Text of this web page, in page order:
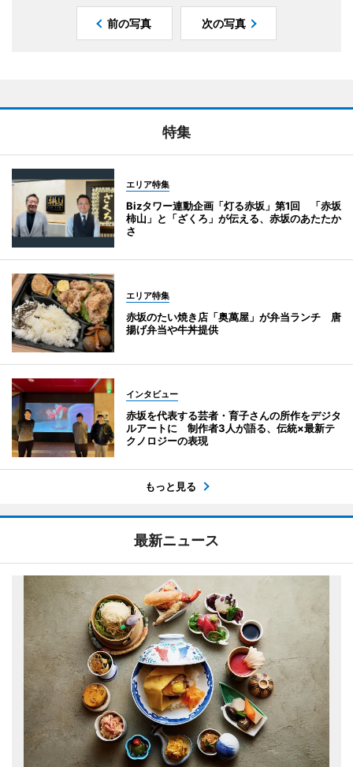
前の写真 次の写真
特集
エリア特集
Bizタワー連動企画「灯る赤坂」第1回 「赤坂
柿山」と「ざくろ」が伝える、赤坂のあたたか
さ
エリア特集
赤坂のたい焼き店「奥萬屋」が弁当ランチ 唐
揚げ弁当や牛丼提供
インタビュー
赤坂を代表する芸者・育子さんの所作をデジタ
ルアートに 制作者3人が語る、伝統×最新テ
クノロジーの表現
もっと見る
最新ニュース